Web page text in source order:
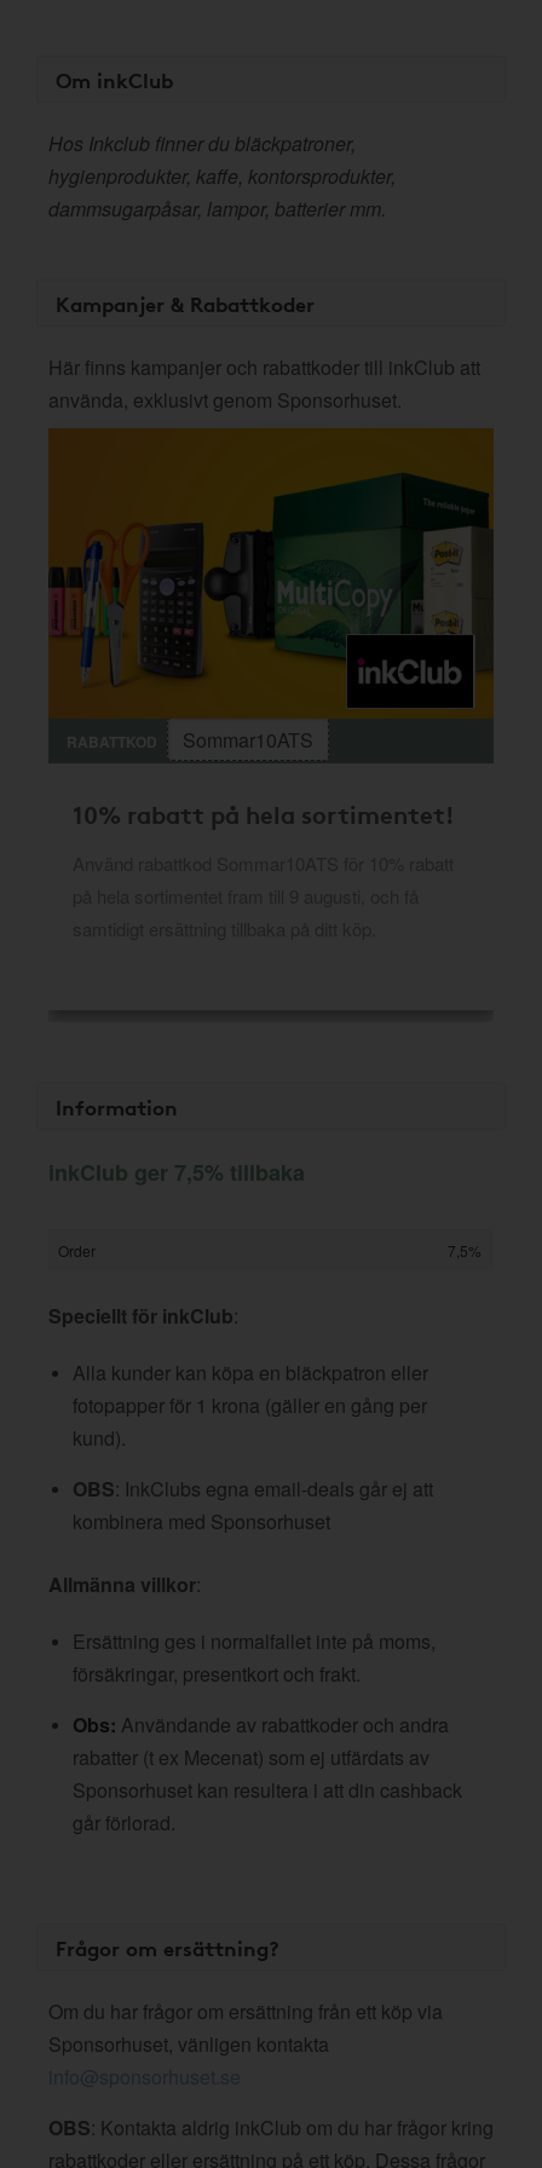
Om inkClub
Hos Inkclub finner du bläckpatroner,
hygienprodukter, kaffe, kontorsprodukter,
dammsugarpåsar, lampor, batterier mm.
Kampanjer & Rabattkoder
Här finns kampanjer och rabattkoder till inkClub att
använda, exklusivt genom Sponsorhuset.
RABATTKOD Sommar10ATS
10% rabatt på hela sortimentet!
Information
inkClub ger 7,5% tillbaka
Order 7,5%
Speciellt för inkClub:
Alla kunder kan köpa en bläckpatron eller
fotopapper för 1 krona (gäller en gång per
kund).
OBS: InkClubs egna email-deals går ej att
kombinera med Sponsorhuset
Allmänna villkor:
Ersättning ges i normalfallet inte på moms,
försäkringar, presentkort och frakt.
Obs: Användande av rabattkoder och andra
rabatter (t ex Mecenat) som ej utfärdats av
Sponsorhuset kan resultera i att din cashback
går förlorad.
Frågor om ersättning?
Om du har frågor om ersättning från ett köp via
Sponsorhuset, vänligen kontakta
info@sponsorhuset.se
OBS: Kontakta aldrig inkClub om du har frågor kring
rabattkoder eller ersättning på ett köp. Dessa frågor